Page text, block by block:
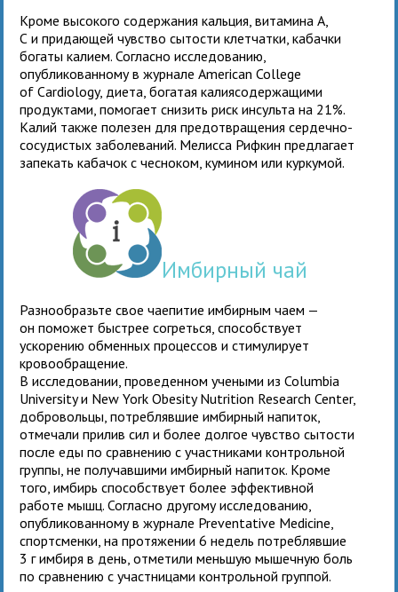
Кроме высокого содержания кальция, витамина А,
С и придающей чувство сытости клетчатки, кабачки
богаты калием. Согласно исследованию,
опубликованному в журнале American College
of Cardiology, диета, богатая калиясодержащими
продуктами, помогает снизить риск инсульта на 21%.
Калий также полезен для предотвращения сердечно-
сосудистых заболеваний. Мелисса Рифкин предлагает
запекать кабачок с чесноком, кумином или куркумой.
Имбирный чай
Разнообразьте свое чаепитие имбирным чаем —
он поможет быстрее согреться, способствует
ускорению обменных процессов и стимулирует
кровообращение.
В исследовании, проведенном учеными из Columbia
University и New York Obesity Nutrition Research Center,
добровольцы, потреблявшие имбирный напиток,
отмечали прилив сил и более долгое чувство сытости
после еды по сравнению с участниками контрольной
группы, не получавшими имбирный напиток. Кроме
того, имбирь способствует более эффективной
работе мышц. Согласно другому исследованию,
опубликованному в журнале Preventative Medicine,
спортсменки, на протяжении 6 недель потреблявшие
3 г имбиря в день, отметили меньшую мышечную боль
по сравнению с участницами контрольной группой.